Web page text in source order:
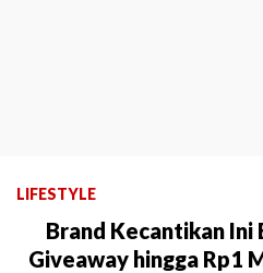
LIFESTYLE
Brand Kecantikan Ini
Giveaway hingga Rp1